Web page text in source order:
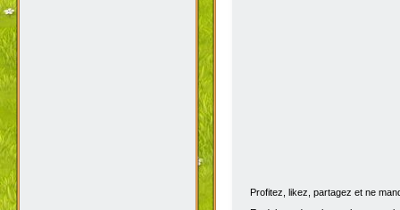
Profitez, likez, partagez et ne